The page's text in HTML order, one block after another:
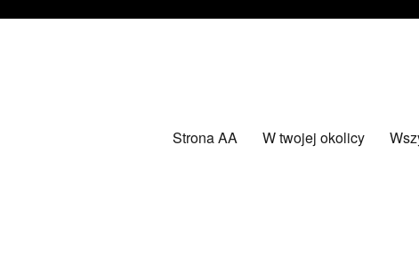
Strona AA W twojej okolicy